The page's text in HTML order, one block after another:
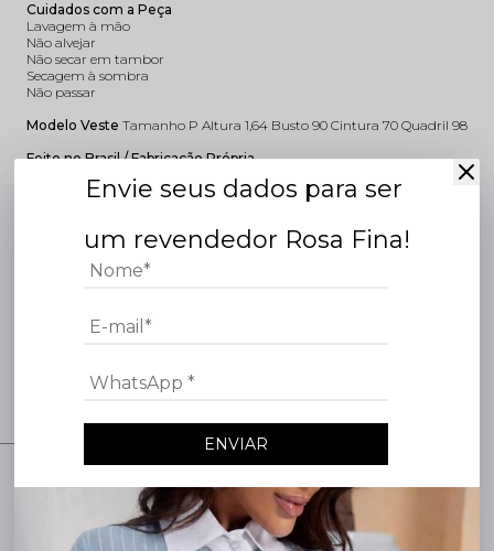
Cuidados com a Peça
Lavagem à mão
Não alvejar
Não secar em tambor
Secagem à sombra
Não passar
Modelo Veste Tamanho P Altura 1,64 Busto 90 Cintura 70 Quadril 98
Feito no Brasil / Fabricação Própria
Envie seus dados para ser
um revendedor Rosa Fina!
ENVIAR
Faltam poucos dias para o
LANÇAMENTO Do
NOVO DROP DE VERÃO.